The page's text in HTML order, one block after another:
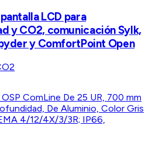
LCD para
y CO2, comunicación Sylk,
y ComfortPoint Open